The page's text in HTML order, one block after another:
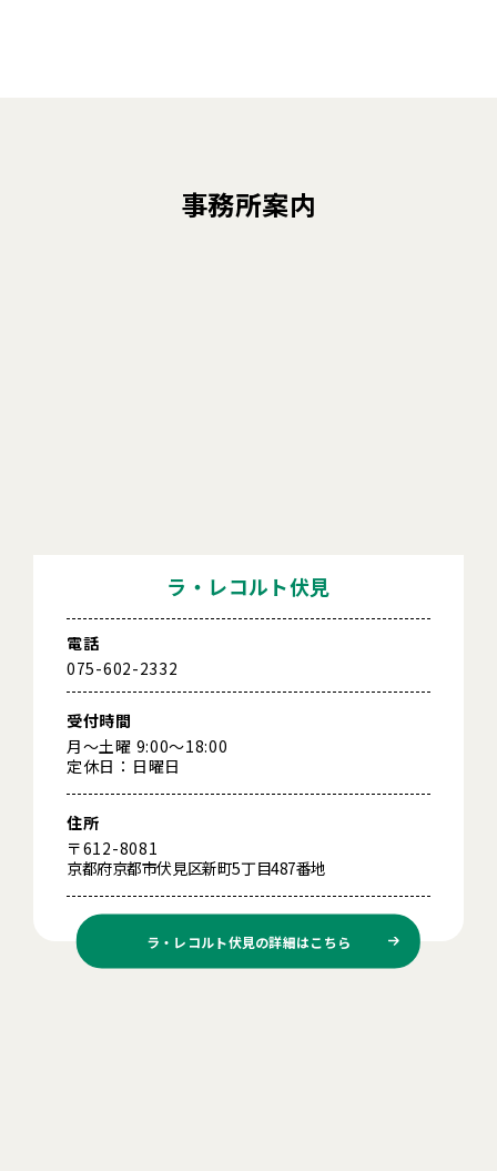
事務所案内
ラ・レコルト伏見
電話
075-602-2332
受付時間
月～土曜 9:00～18:00
定休日：日曜日
住所
〒612-8081
京都府京都市伏見区新町5丁目487番地
ラ・レコルト伏見の詳細はこちら